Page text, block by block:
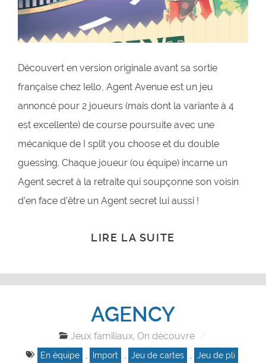
Découvert en version originale avant sa sortie
française chez Iello, Agent Avenue est un jeu
annoncé pour 2 joueurs (mais dont la variante à 4
est excellente) de course poursuite avec une
mécanique de I split you choose et du double
guessing. Chaque joueur (ou équipe) incarne un
Agent secret à la retraite qui soupçonne son voisin
d’en face d’être un Agent secret lui aussi !
LIRE LA SUITE
AGENCY
Jeux familiaux ,On découvre
En équipe Import Jeu de cartes Jeu de pli